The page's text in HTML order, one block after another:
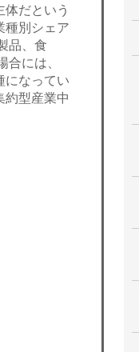
だという
種別シェア
品、食
には、
になってい
約型産業中